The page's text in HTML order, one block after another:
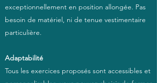
exceptionnellement en position allongée. Pas
besoin de matériel, ni de tenue vestimentaire
particulière.
Adaptabilité
Tous les exercices proposés sont accessibles et